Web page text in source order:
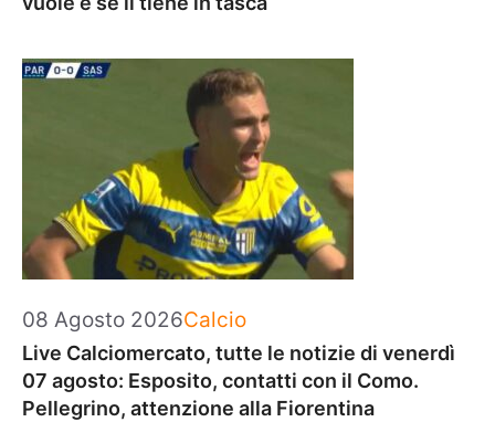
08 Agosto 2026Categorie
Calcio
Live Calciomercato, tutte le notizie di venerdì
07 agosto: Esposito, contatti con il Como.
Pellegrino, attenzione alla Fiorentina